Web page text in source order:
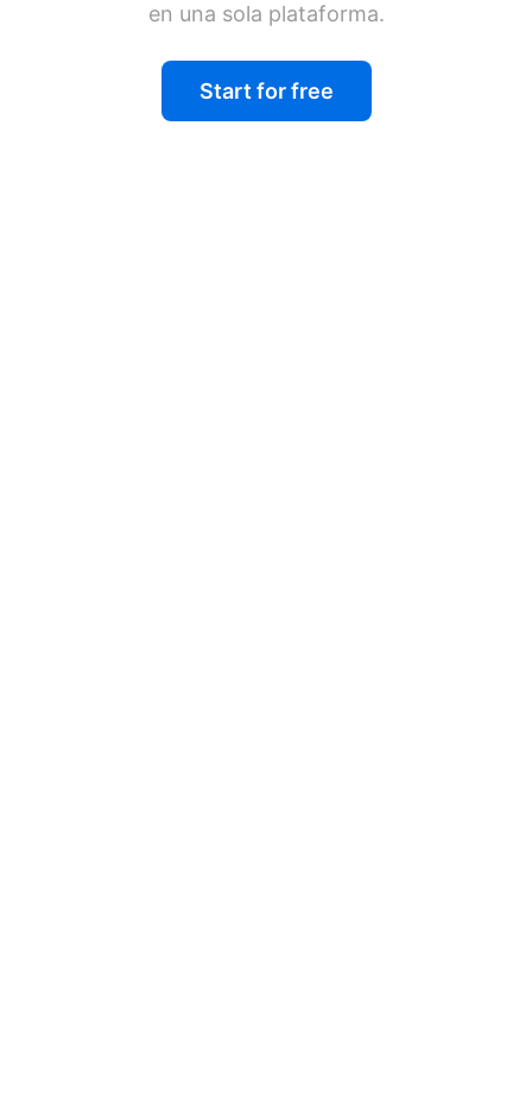
en una sola plataforma.
Start for free